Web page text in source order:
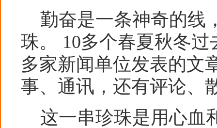
勤奋是一条神奇的线
珠。 10多个春夏秋冬
多家新闻单位发表的文
事、通讯，还有评论、
这一串珍珠是用心血